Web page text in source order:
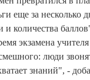
еще за
и количества
экзамена
люди
знаний", -